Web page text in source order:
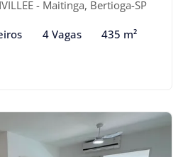
- Maitinga, Bertioga-SP
4 Vagas 435 m²